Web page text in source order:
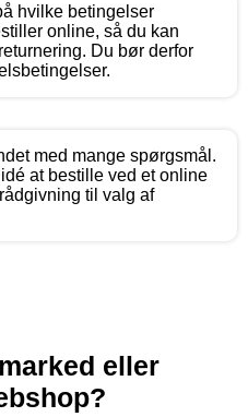
hvilke betingelser
online, så du kan
Du bør derfor
med mange spørgsmål.
at bestille ved et online
til valg af
eller